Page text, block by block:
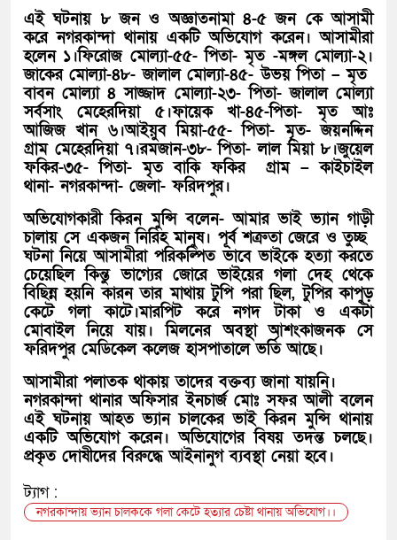
এই ঘটনায় ৮ জন ও অজ্ঞাতনামা ৪-৫ জন কে আসামী
করে নগরকান্দা থানায় একটি অভিযোগ করেন। আসামীরা
হলেন ১।ফিরোজ মোল্যা-৫৫- পিতা- মৃত -মঙ্গল মোল্যা-২।
জাকের মোল্যা-৪৮- জালাল মোল্যা-৪৫- উভয় পিতা – মৃত
বাবন মোল্যা ৪ সাজ্জাদ মোল্যা-২৩- পিতা- জালাল মোল্যা
সর্বসাং মেহেরদিয়া ৫।ফায়েক খা-৪৫-পিতা- মৃত আঃ
আজিজ খান ৬।আইয়ুব মিয়া-৫৫- পিতা- মৃত- জয়নদ্দিন
গ্রাম মেহেরদিয়া ৭।রমজান-৩৮- পিতা- লাল মিয়া ৮।জুয়েল
ফকির-৩৫- পিতা- মৃত বাকি ফকির গ্রাম – কাইচাইল
থানা- নগরকান্দা- জেলা- ফরিদপুর।
অভিযোগকারী কিরন মুন্সি বলেন- আমার ভাই ভ্যান গাড়ী
চালায় সে একজন নিরিহ মানুষ। পূর্ব শত্রুতা জেরে ও তুচ্ছ
ঘটনা নিয়ে আসামীরা পরিকল্পিত ভাবে ভাইকে হত্যা করতে
চেয়েছিল কিন্তু ভাগ্যের জোরে ভাইয়ের গলা দেহ থেকে
বিছিন্ন হয়নি কারন তার মাথায় টুপি পরা ছিল, টুপির কাপুড়
কেটে গলা কাটে।মারপিট করে নগদ টাকা ও একটা
মোবাইল নিয়ে যায়। মিলনের অবস্থা আশংকাজনক সে
ফরিদপুর মেডিকেল কলেজ হাসপাতালে ভর্তি আছে।
আসামীরা পলাতক থাকায় তাদের বক্তব্য জানা যায়নি।
নগরকান্দা থানার অফিসার ইনচার্জ মোঃ সফর আলী বলেন
এই ঘটনায় আহত ভ্যান চালকের ভাই কিরন মুন্সি থানায়
একটি অভিযোগ করেন। অভিযোগের বিষয় তদন্ত চলছে।
প্রকৃত দোষীদের বিরুদ্ধে আইনানুগ ব্যবস্থা নেয়া হবে।
ট্যাগ :
নগরকান্দায় ভ্যান চালককে গলা কেটে হত্যার চেষ্টা থানায় অভিযোগ।।